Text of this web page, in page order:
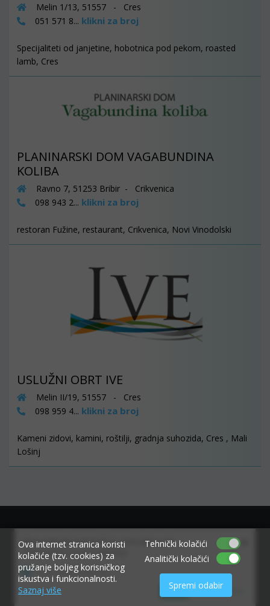
Allow www.ekvarner.info to send web push
notifications to your desktop.
Powered by SendPulse
Don't allow
Allow
×
Melin 1/13, 51557 - Cres
051 571 8... klikni za broj
Specijaliteti od janjetine, hobotnica pod pekom, roasted
lamb, Cres
PLANINARSKI DOM VAGABUNDINA
KOLIBA
Ravno 7, 51253 Bribir - Crikvenica
098 943 2... klikni za broj
restoran Fužine, restaurant, Crikvenica, Novi Vinodolski
USLUŽNI OBRT IVE
Melin II/19, 51557 - Cres
098 959 4... klikni za broj
Kameni zidovi, kamini, roštilji, gradnja suhozida, Cres , Mali
Lošinj
Ova internet stranica koristi
kolačiće (tzv. cookies) za
pružanje boljeg korisničkog
iskustva i funkcionalnosti.
Saznaj više
Tehnički kolačići
Analitički kolačići
Spremi odabir